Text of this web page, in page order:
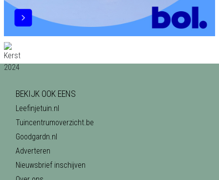
BEKIJK OOK EENS
Leefinjetuin.nl
Tuincentrumoverzicht.be
Goodgardn.nl
Adverteren
Nieuwsbrief inschijven